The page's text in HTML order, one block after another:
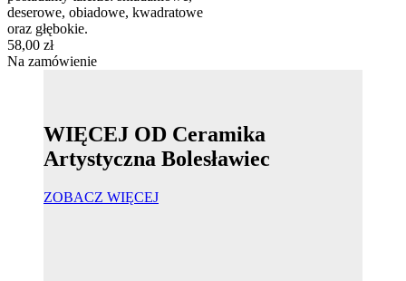
deserowe, obiadowe, kwadratowe
oraz głębokie.
58,00 zł
Na zamówienie
WIĘCEJ OD Ceramika
Artystyczna Bolesławiec
ZOBACZ WIĘCEJ